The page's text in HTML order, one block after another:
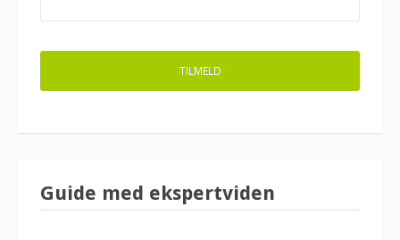
Guide med ekspertviden